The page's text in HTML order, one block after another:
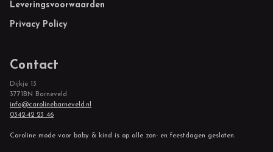
Leveringsvoorwaarden
Privacy Policy
Contact
Dijkje 13
3771BN Barneveld
info@carolinebarneveld.nl
0342-42 23 46
Caroline mode voor baby & kind is op alle zon- en feestdagen gesloten.